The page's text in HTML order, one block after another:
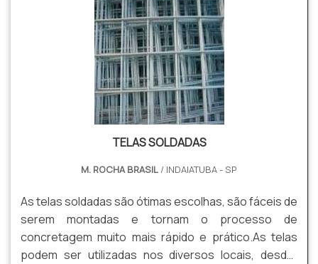
processo de instalação.O investimento para
aquisição de uma conc.
TELAS SOLDADAS
M. ROCHA BRASIL / INDAIATUBA - SP
As telas soldadas são ótimas escolhas, são fáceis de
serem montadas e tornam o processo de
concretagem muito mais rápido e prático.As telas
podem ser utilizadas nos diversos locais, desde: